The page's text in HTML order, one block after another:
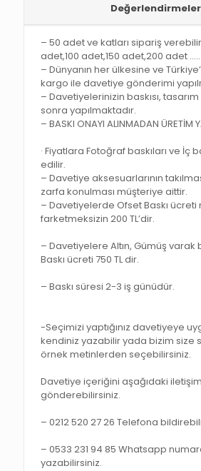
Değerlendirmeler
– 50 adet ve katları sipariş
adet,100 adet,150 adet,200 adet
– Dünyanın her ülkesine ve
kargo ile davetiye gönderimi
– Davetiyelerinizin baskısı, tasarım
sonra yapılmaktadır.
– BASKI ONAYI ALINMADAN ÜRETİM
· Fiyatlara Fotoğraf baskıları ve İç
edilir.
– Davetiye aksesuarlarının
zarfa konulması müşteriye aittir.
– Davetiyelerde Ofset Baskı ücreti
farketmeksizin 200 TL’dir.
– Davetiyelere Altın, Gümüş varak
Baskı ücreti 750 TL dir.
– Baskı süresi 2-3 iş günüdür.
-Seçimizi yaptığınız davetiyeye
kendiniz yazabilir yada bizim size
örnek metinlerden seçebilirsiniz.
Davetiye içeriğini aşağıdaki
gönderebilirsiniz.
– 0212 520 27 26 Telefona
– 0533 231 94 85 Whatsapp
yazabilirsiniz.